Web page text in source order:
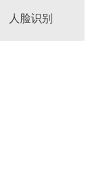
人脸识别